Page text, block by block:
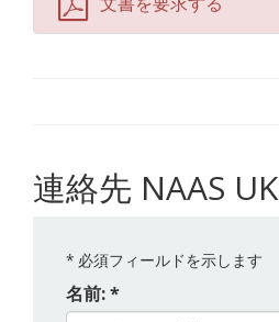
連絡先 NAAS UK
* 必須フィールドを示します
名前: *